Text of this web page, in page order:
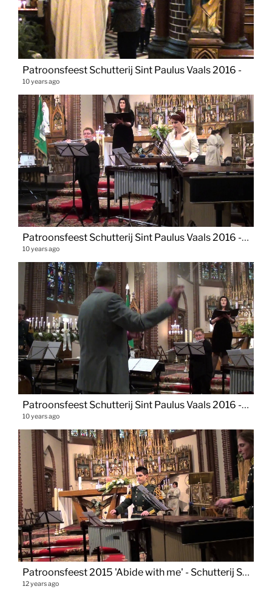
Patroonsfeest Schutterij Sint Paulus Vaals 2016 -
10 years ago
Patroonsfeest Schutterij Sint Paulus Vaals 2016 - Panis Angelicus
10 years ago
Patroonsfeest Schutterij Sint Paulus Vaals 2016 - Gabriellas Sang
10 years ago
Patroonsfeest 2015 'Abide with me' - Schutterij Sint Paulus Vaals
12 years ago